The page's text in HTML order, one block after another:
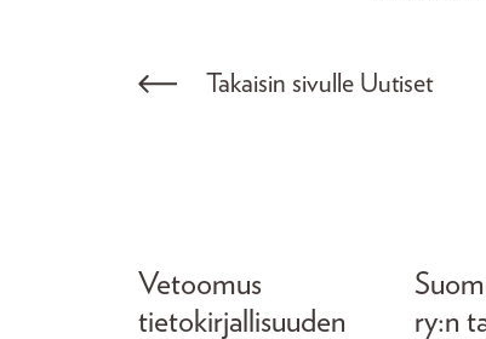
Takaisin sivulle Uutiset
Vetoomus
tietokirjallisuuden
ry:n